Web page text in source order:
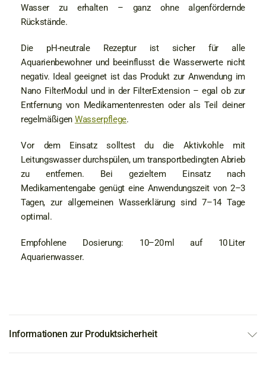
Wasser zu erhalten – ganz ohne algenfördernde
Rückstände.
Die pH-neutrale Rezeptur ist sicher für alle
Aquarienbewohner und beeinflusst die Wasserwerte nicht
negativ. Ideal geeignet ist das Produkt zur Anwendung im
Nano FilterModul und in der FilterExtension – egal ob zur
Entfernung von Medikamentenresten oder als Teil deiner
regelmäßigen Wasserpflege.
Vor dem Einsatz solltest du die Aktivkohle mit
Leitungswasser durchspülen, um transportbedingten Abrieb
zu entfernen. Bei gezieltem Einsatz nach
Medikamentengabe genügt eine Anwendungszeit von 2–3
Tagen, zur allgemeinen Wasserklärung sind 7–14 Tage
optimal.
Empfohlene Dosierung: 10–20 ml auf 10 Liter
Aquarienwasser.
Informationen zur Produktsicherheit